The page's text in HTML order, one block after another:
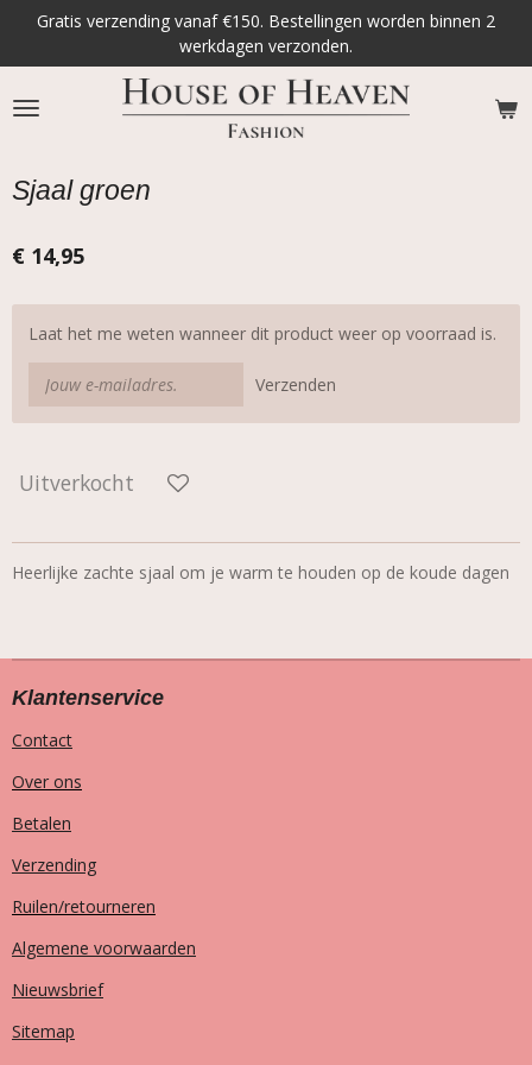
naar
de
hoofdinhoud
Gratis verzending vanaf €150. Bestellingen worden binnen 2
werkdagen verzonden.
Sjaal groen
€ 14,95
Laat het me weten wanneer dit product weer op voorraad is.
Verzenden
Uitverkocht
Heerlijke zachte sjaal om je warm te houden op de koude dagen
Klantenservice
Contact
Over ons
Betalen
Verzending
Ruilen/retourneren
Algemene voorwaarden
Nieuwsbrief
Sitemap